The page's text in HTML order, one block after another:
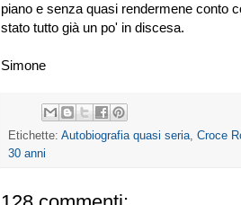
piano e senza quasi rendermene conto
stato tutto già un po' in discesa.
Simone
Etichette: Autobiografia quasi seria Croce
30 anni